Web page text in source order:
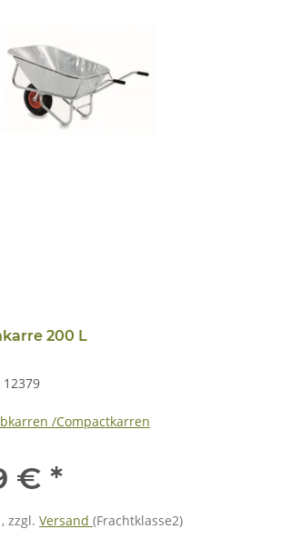
200 L
12379
/Compactkarren
€ *
zzgl. Versand (Frachtklasse2)